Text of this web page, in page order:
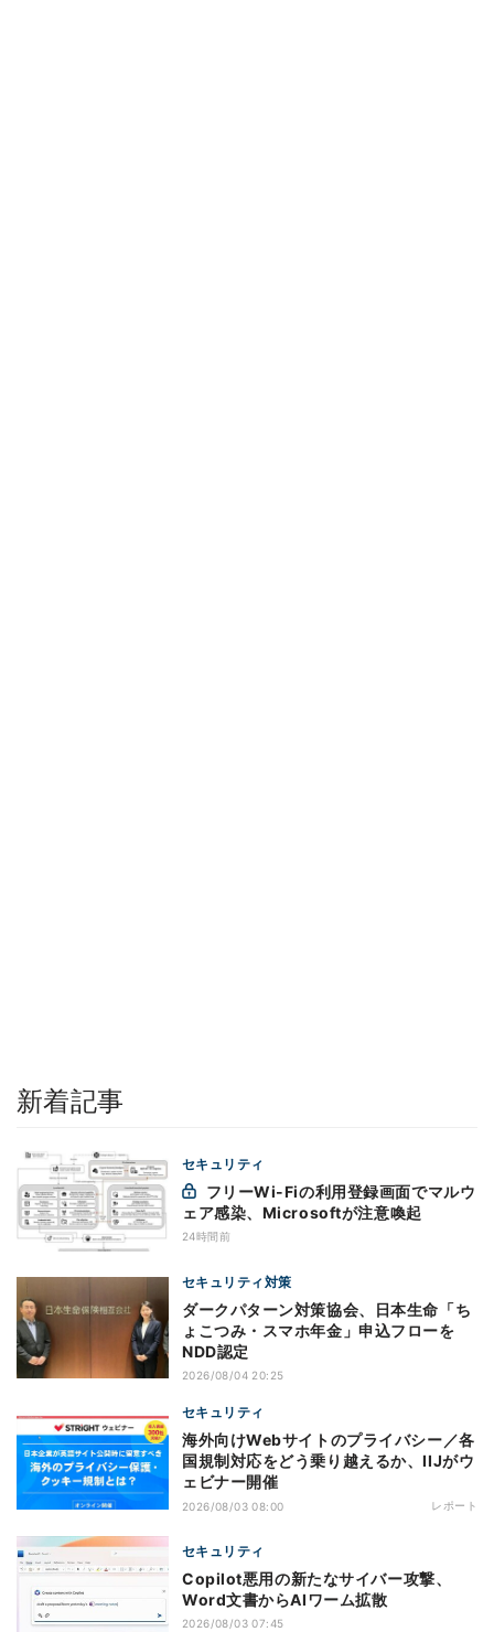
新着記事
セキュリティ
ェア感染、Microsoftが注意喚起
24時間前
セキュリティ対策
ダークパターン対策協会、日本生命「ち
ょこつみ・スマホ年金」申込フローを
NDD認定
2026/08/04 20:25
セキュリティ
海外向けWebサイトのプライバシー／各
国規制対応をどう乗り越えるか、IIJがウ
ェビナー開催
2026/08/03 08:00 レポート
セキュリティ
Copilot悪用の新たなサイバー攻撃、
Word文書からAIワーム拡散
2026/08/03 07:45